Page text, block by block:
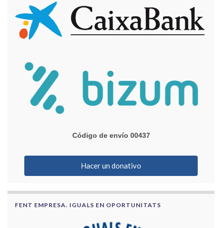
Código de envío 00437
Hacer un donativo
FENT EMPRESA. IGUALS EN OPORTUNITATS